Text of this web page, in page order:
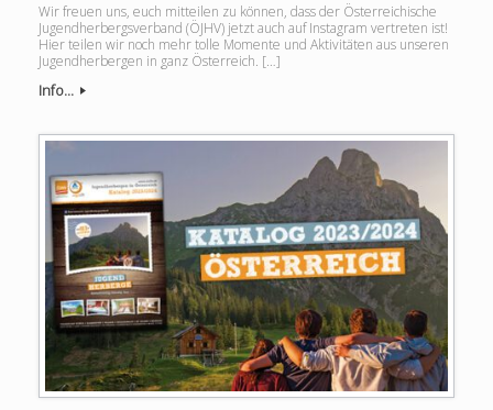
Wir freuen uns, euch mitteilen zu können, dass der Österreichische
Jugendherbergsverband (ÖJHV) jetzt auch auf Instagram vertreten ist!
Hier teilen wir noch mehr tolle Momente und Aktivitäten aus unseren
Jugendherbergen in ganz Österreich. […]
Info...